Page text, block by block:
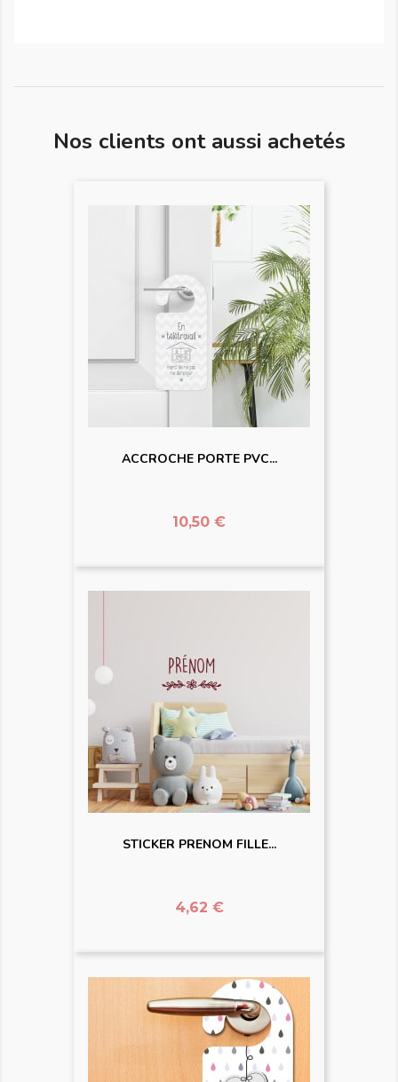
Nos clients ont aussi achetés
ACCROCHE PORTE PVC...
Prix
10,50 €
STICKER PRENOM FILLE...
Prix
4,62 €